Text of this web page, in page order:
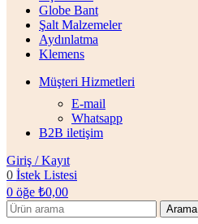
Globe Bant
Şalt Malzemeler
Aydınlatma
Klemens
Müşteri Hizmetleri
E-mail
Whatsapp
B2B iletişim
Giriş / Kayıt
0 İstek Listesi
0 öğe ₺0,00
Arama